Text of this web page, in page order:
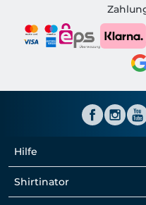
Hilfe
Shirtinator